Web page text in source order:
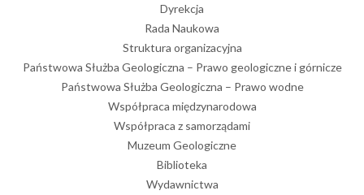
Dyrekcja
Rada Naukowa
Struktura organizacyjna
Państwowa Służba Geologiczna – Prawo geologiczne i górnicze
Państwowa Służba Geologiczna – Prawo wodne
Współpraca międzynarodowa
Współpraca z samorządami
Muzeum Geologiczne
Biblioteka
Wydawnictwa